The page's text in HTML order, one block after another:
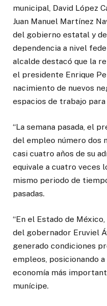
municipal, David López
Juan Manuel Martínez
del gobierno estatal y
dependencia a nivel
alcalde destacó que la
el presidente Enrique
nacimiento de nuevos
espacios de trabajo
“La semana pasada, el
del empleo número dos
casi cuatro años de su
equivale a cuatro veces
mismo periodo de
pasadas.
“En el Estado de
del gobernador Eruviel
generado condiciones
empleos, posicionando
economía más
munícipe.